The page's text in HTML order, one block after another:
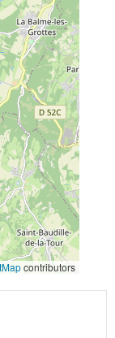
contributors